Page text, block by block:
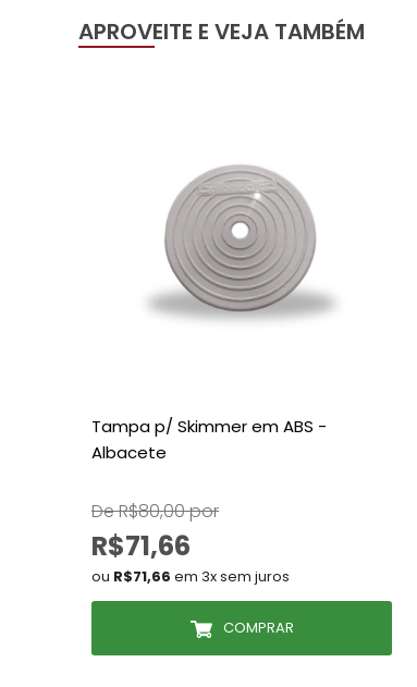
APROVEITE E VEJA TAMBÉM
Tampa p/ Skimmer em ABS -
Albacete
De R$80,00 por
R$71,66
ou R$71,66 em 3x sem juros
COMPRAR